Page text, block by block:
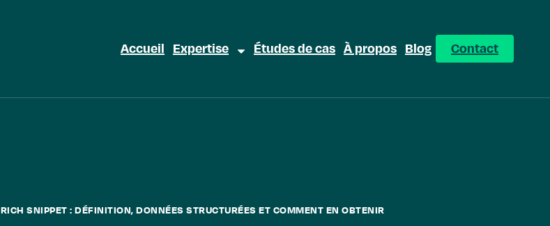
Accueil Expertise Études de cas À propos Blog Contact
RICH SNIPPET : DÉFINITION, DONNÉES STRUCTURÉES ET COMMENT EN OBTENIR